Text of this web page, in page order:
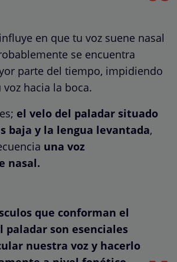
en que tu voz suene nasal
se encuentra
parte del tiempo, impidiendo
hacia la boca.
el velo del paladar situado
baja y la lengua levantada,
una voz
nasal.
que conforman el
paladar son esenciales
nuestra voz y hacerlo